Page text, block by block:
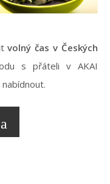
volný čas v Českých
s přáteli v AKAI